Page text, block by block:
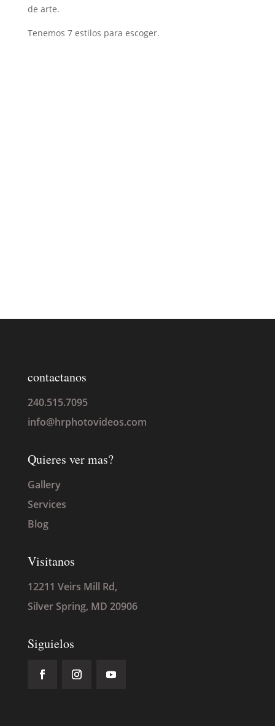
de arte.
Tenemos 7 estilos para escoger.
contactanos
240.515.7095
info@hrphotovideos.com
Quieres ver mas?
Gallery
Services
Blog
Visitanos
12211 Veirs Mill Rd,
Silver Spring, MD 20906
Siguielos